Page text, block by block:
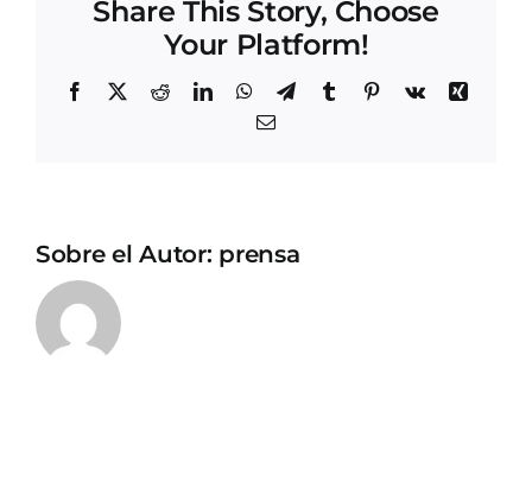
Share This Story, Choose
Your Platform!
Facebook
X RedditLinkedInWhatsApp
TelegramTumblrPinterest
Vk
Xing
Correo
Sobre el Autor: prensa